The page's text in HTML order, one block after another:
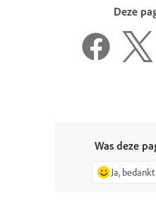
Deze
Was deze
Ja, bedankt